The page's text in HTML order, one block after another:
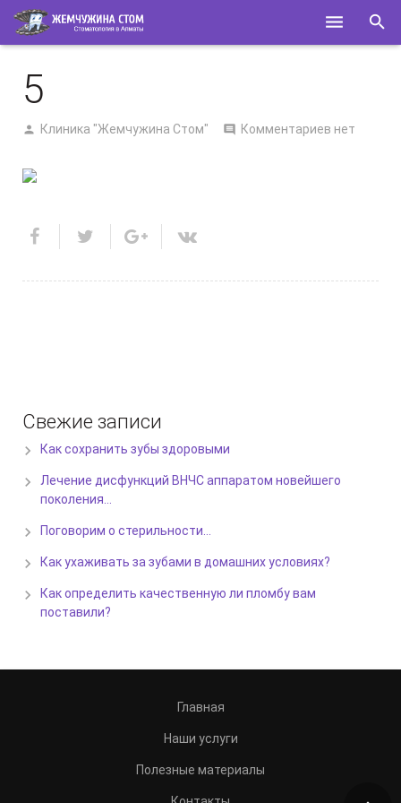
О НАС
КОНТАКТЫ
5
Клиника "Жемчужина Стом" Комментариев нет
Свежие записи
Как сохранить зубы здоровыми
Лечение дисфункций ВНЧС аппаратом новейшего
поколения…
Поговорим о стерильности…
Как ухаживать за зубами в домашних условиях?
Как определить качественную ли пломбу вам
поставили?
Главная
Наши услуги
Полезные материалы